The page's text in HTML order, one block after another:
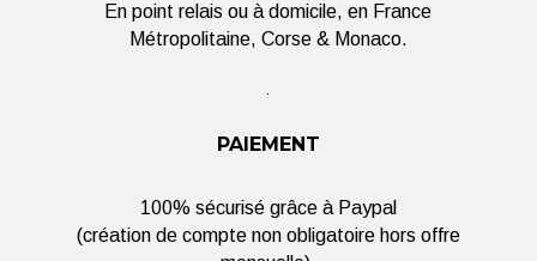
En point relais ou à domicile, en France
Métropolitaine, Corse & Monaco.
PAIEMENT
100% sécurisé grâce à Paypal
(création de compte non obligatoire hors offre